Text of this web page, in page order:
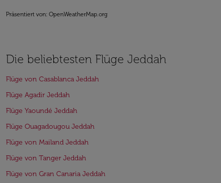
Präsentiert von: OpenWeatherMap.org
Die beliebtesten Flüge Jeddah
Flüge von Casablanca Jeddah
Flüge Agadir Jeddah
Flüge Yaoundé Jeddah
Flüge Ouagadougou Jeddah
Flüge von Mailand Jeddah
Flüge von Tanger Jeddah
Flüge von Gran Canaria Jeddah